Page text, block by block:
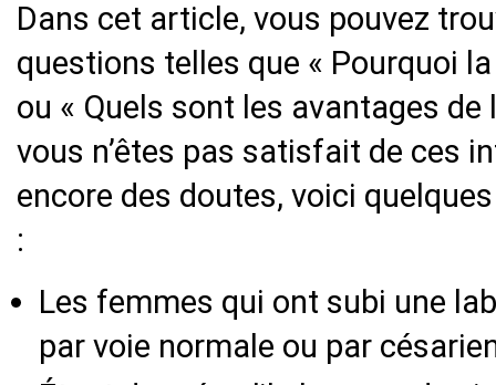
Dans cet article, vous pouvez
questions telles que « Pourquoi
ou « Quels sont les avantages
vous n’êtes pas satisfait de ces
encore des doutes, voici
:
Les femmes qui ont subi une
par voie normale ou par